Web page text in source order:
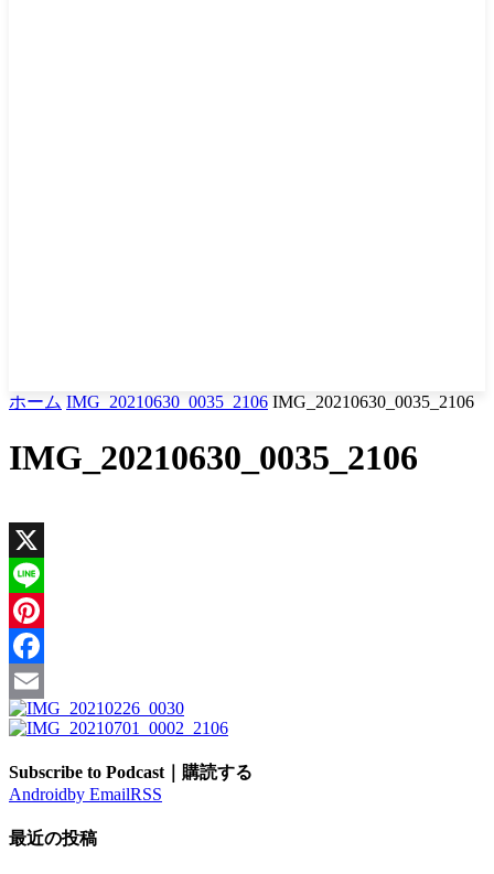
ホーム IMG_20210630_0035_2106 IMG_20210630_0035_2106
IMG_20210630_0035_2106
X
Line
Pinterest
Facebook
Email
Subscribe to Podcast｜購読する
Androidby EmailRSS
最近の投稿